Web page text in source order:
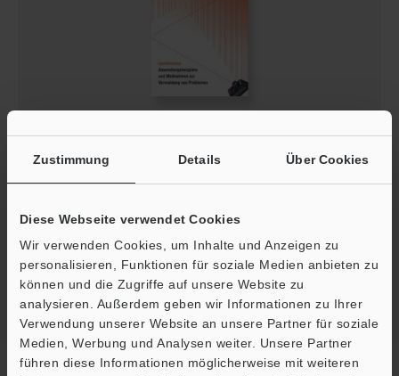
Zustimmung Details Über Cookies
Diese Webseite verwendet Cookies
Wir verwenden Cookies, um Inhalte und Anzeigen zu
personalisieren, Funktionen für soziale Medien anbieten zu
können und die Zugriffe auf unsere Website zu
analysieren. Außerdem geben wir Informationen zu Ihrer
Verwendung unserer Website an unsere Partner für soziale
Medien, Werbung und Analysen weiter. Unsere Partner
führen diese Informationen möglicherweise mit weiteren
LASERSENSOREN Anwendungsbeispiele und
Maßnahmen zur Vermeidung von Problemen
Download
Startseite Produkte Sensoren Lasersensoren
Digitaler